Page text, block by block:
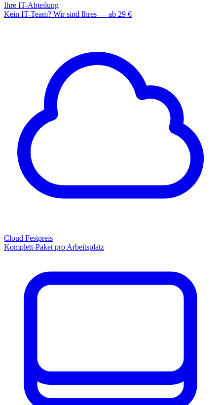
Ihre IT-Abteilung
Kein IT-Team? Wir sind Ihres — ab 29 €
Cloud Festpreis
Komplett-Paket pro Arbeitsplatz